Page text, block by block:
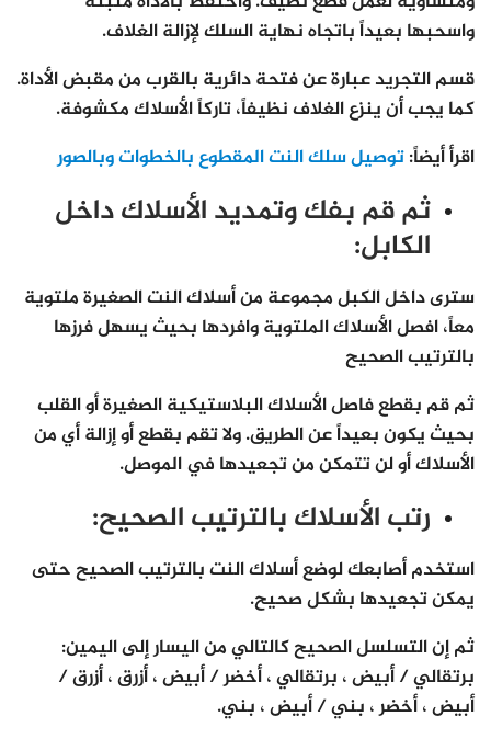
واسحبها بعيداً باتجاه نهاية السلك لإزالة الغلاف.
قسم التجريد عبارة عن فتحة دائرية بالقرب من مقبض الأداة.
كما يجب أن ينزع الغلاف نظيفاً، تاركاً الأسلاك مكشوفة.
اقرأ أيضاً:توصيل سلك النت المقطوع بالخطوات وبالصور
ثم قم بفك وتمديد الأسلاك داخل
الكابل:
سترى داخل الكبل مجموعة من أسلاك النت الصغيرة ملتوية
معاً، افصل الأسلاك الملتوية وافردها بحيث يسهل فرزها
بالترتيب الصحيح
ثم قم بقطع فاصل الأسلاك البلاستيكية الصغيرة أو القلب
بحيث يكون بعيداً عن الطريق. ولا تقم بقطع أو إزالة أي من
الأسلاك أو لن تتمكن من تجعيدها في الموصل.
رتب الأسلاك بالترتيب الصحيح:
استخدم أصابعك لوضع أسلاك النت بالترتيب الصحيح حتى
يمكن تجعيدها بشكل صحيح.
ثم إن التسلسل الصحيح كالتالي من اليسار إلى اليمين:
برتقالي / أبيض ، برتقالي ، أخضر / أبيض ، أزرق ، أزرق /
أبيض ، أخضر ، بني / أبيض ، بني.